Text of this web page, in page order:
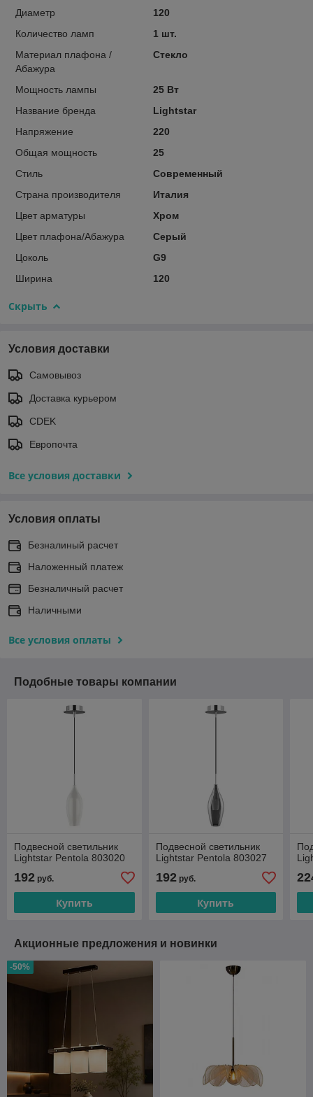
Диаметр
120
Количество ламп
1 шт.
Материал плафона /
Абажура
Стекло
Мощность лампы
25 Вт
Название бренда
Lightstar
Напряжение
220
Общая мощность
25
Стиль
Современный
Страна производителя
Италия
Цвет арматуры
Хром
Цвет плафона/Абажура
Серый
Цоколь
G9
Ширина
120
Скрыть
Условия доставки
Самовывоз
Доставка курьером
CDEK
Европочта
Все условия доставки
Условия оплаты
Безналиный расчет
Наложенный платеж
Безналичный расчет
Наличными
Все условия оплаты
Подобные товары компании
Подвесной светильник
Lightstar Pentola 803020
192 руб.
Купить
Подвесной светильник
Lightstar Pentola 803027
192руб.
Купить
Акционные предложения и новинки
-50%